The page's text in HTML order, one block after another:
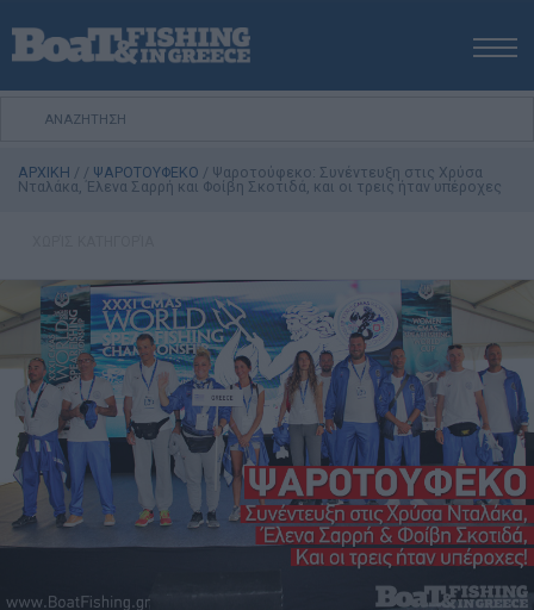
ΑΡΧΙΚΗ
ΕΚΔΟΣΕΙΣ
ΨΑΡΟΤΟΥΦΕΚΟ
ΣΚΑΦΟΣ
VIDEO
ΕΞΟΠΛΙΣΜΟΣ
ΘΕΣΣΑΛΟΝΙΚΗ BOAT & FISHING SHOW 2025
BOAT & FISHING SHOW 2025
ΑΡΧΙΚΗ / / ΨΑΡΟΤΟΥΦΕΚΟ / Ψαροτούφεκο: Συνέντευξη στις Χρύσα
Νταλάκα, Έλενα Σαρρή και Φοίβη Σκοτιδά, και οι τρεις ήταν υπέροχες